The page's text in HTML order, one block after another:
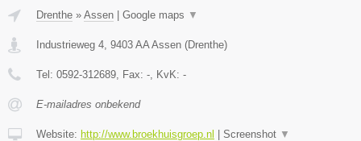
Drenthe » Assen Google maps ▼
Industrieweg 4 9403 AA Assen (Drenthe)
Tel: 0592-312689 , Fax: - , KvK: -
E-mailadres onbekend
Website: http://www.broekhuisgroep.nl Screenshot ▼